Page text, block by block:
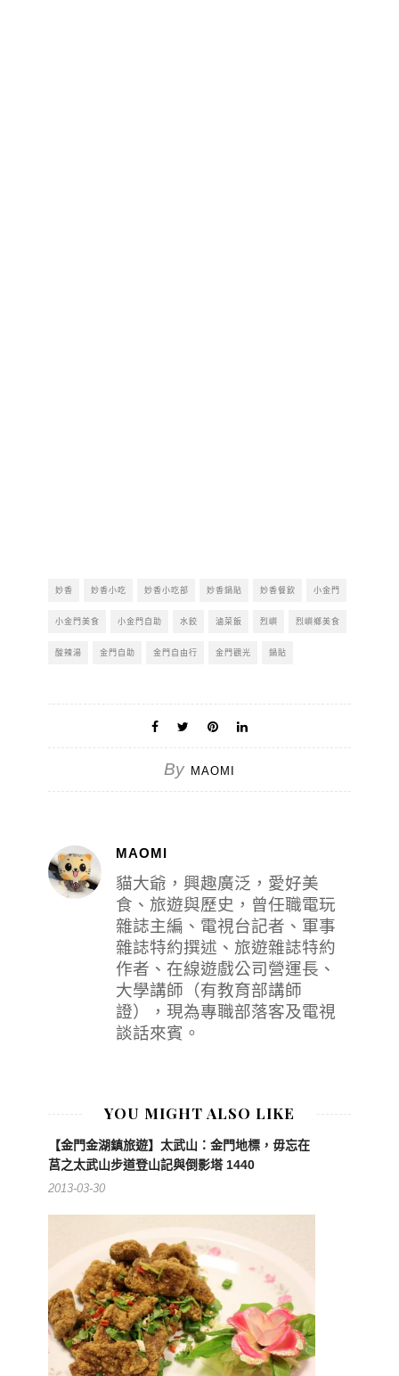
妙香 妙香小吃 妙香小吃部 妙香鍋貼 妙香餐飲 小金門
小金門美食 小金門自助 水餃 滷菜飯 烈嶼 烈嶼鄉美食
酸辣湯 金門自助 金門自由行 金門觀光 鍋貼
By MAOMI
MAOMI
貓大爺，興趣廣泛，愛好美
食、旅遊與歷史，曾任職電玩
雜誌主編、電視台記者、軍事
雜誌特約撰述、旅遊雜誌特約
作者、在線遊戲公司營運長、
大學講師（有教育部講師
證），現為專職部落客及電視
談話來賓。
YOU MIGHT ALSO LIKE
【金門金湖鎮旅遊】太武山：金門地標，毋忘在
莒之太武山步道登山記與倒影塔 1440
2013-03-30